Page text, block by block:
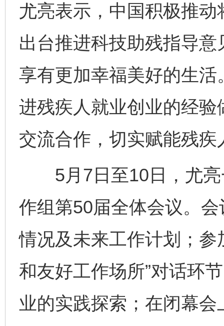
尤亮表示，中国积极推
出台推进科技助残指导
享有更加幸福美好的生
进残疾人就业创业的经
交流合作，切实赋能残
5月7日至10日，尤亮
作组第50届全体会议。
情况及未来工作计划；参
和友好工作场所”对话环
业的实践探索；在闭幕